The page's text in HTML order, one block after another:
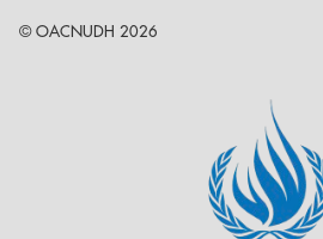
© OACNUDH 2026